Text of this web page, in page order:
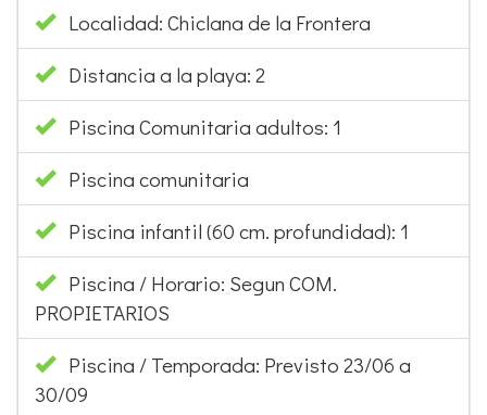
Localidad: Chiclana de la Frontera
Distancia a la playa: 2
Piscina Comunitaria adultos: 1
Piscina comunitaria
Piscina infantil (60 cm. profundidad): 1
Piscina / Horario: Segun COM.
PROPIETARIOS
Piscina / Temporada: Previsto 23/06 a
30/09